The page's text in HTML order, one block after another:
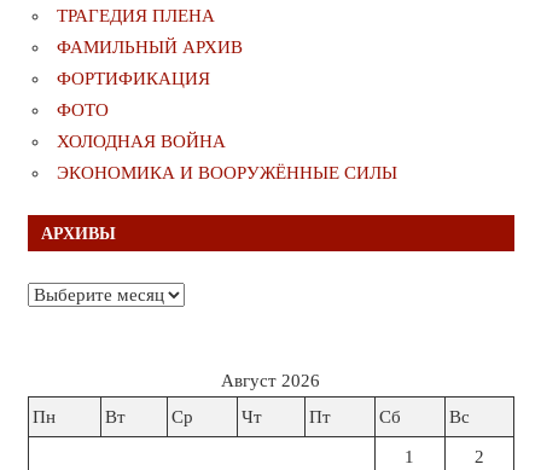
ТРАГЕДИЯ ПЛЕНА
ФАМИЛЬНЫЙ АРХИВ
ФОРТИФИКАЦИЯ
ФОТО
ХОЛОДНАЯ ВОЙНА
ЭКОНОМИКА И ВООРУЖЁННЫЕ СИЛЫ
АРХИВЫ
Архивы
Август 2026
Пн
Вт Ср Чт Пт Сб Вс
1 2